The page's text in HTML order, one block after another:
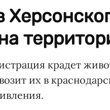
крадет
их в